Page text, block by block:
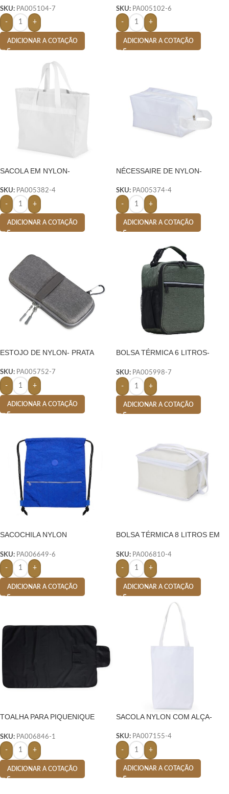
SKU: PA005104-7
- +
ADICIONAR A COTAÇÃO
SKU: PA005102-6
- +
ADICIONAR A COTAÇÃO
SACOLA EM NYLON-
SKU: PA005382-4
- +
ADICIONAR A COTAÇÃO
NÉCESSAIRE DE NYLON-
SKU: PA005374-4
- +
ADICIONAR A COTAÇÃO
ESTOJO DE NYLON- PRATA
SKU: PA005752-7
- +
ADICIONAR A COTAÇÃO
BOLSA TÉRMICA 6 LITROS-
SKU: PA005998-7
- +
ADICIONAR A COTAÇÃO
SACOCHILA NYLON
SKU: PA006649-6
- +
ADICIONAR A COTAÇÃO
BOLSA TÉRMICA 8 LITROS EM
SKU: PA006810-4
- +
ADICIONAR A COTAÇÃO
TOALHA PARA PIQUENIQUE
SKU: PA006846-1
- +
ADICIONAR A COTAÇÃO
SACOLA NYLON COM ALÇA-
SKU: PA007155-4
- +
ADICIONAR A COTAÇÃO